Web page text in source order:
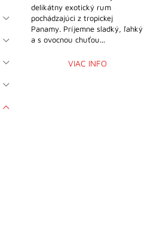
delikátny exotický rum
pochádzajúci z tropickej
Panamy. Príjemne sladký, ľahký
a s ovocnou chuťou...
VIAC INFO